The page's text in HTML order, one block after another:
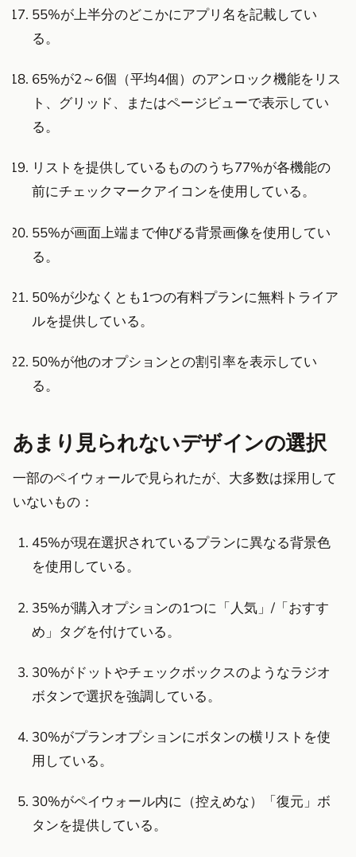
55%が上半分のどこかにアプリ名を記載してい
る。
65%が2～6個（平均4個）のアンロック機能をリス
ト、グリッド、またはページビューで表示してい
る。
リストを提供しているもののうち77%が各機能の
前にチェックマークアイコンを使用している。
55%が画面上端まで伸びる背景画像を使用してい
る。
50%が少なくとも1つの有料プランに無料トライア
ルを提供している。
50%が他のオプションとの割引率を表示してい
る。
あまり見られないデザインの選択
一部のペイウォールで見られたが、大多数は採用して
いないもの：
45%が現在選択されているプランに異なる背景色
を使用している。
35%が購入オプションの1つに「人気」/「おすす
め」タグを付けている。
30%がドットやチェックボックスのようなラジオ
ボタンで選択を強調している。
30%がプランオプションにボタンの横リストを使
用している。
30%がペイウォール内に（控えめな）「復元」ボ
タンを提供している。